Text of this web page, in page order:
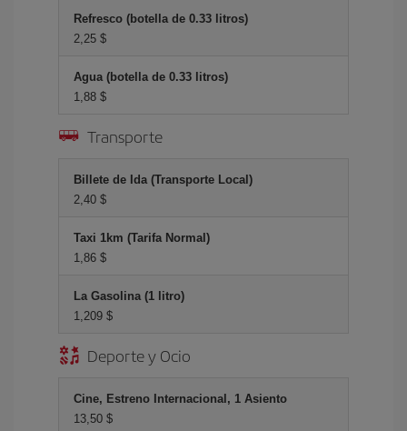
Refresco (botella de 0.33 litros)
2,25 $
Agua (botella de 0.33 litros)
1,88 $
Transporte
Billete de Ida (Transporte Local)
2,40 $
Taxi 1km (Tarifa Normal)
1,86 $
La Gasolina (1 litro)
1,209 $
Deporte y Ocio
Cine, Estreno Internacional, 1 Asiento
13,50 $